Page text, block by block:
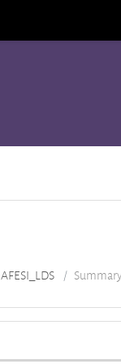
AFESI_LDS